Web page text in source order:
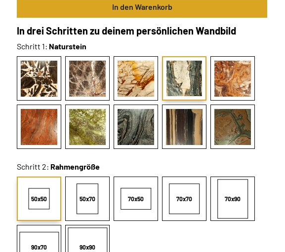
In den Warenkorb
In drei Schritten zu deinem persönlichen Wandbild
Schritt 1: Naturstein
Schritt 2: Rahmengröße
50x50 50x70 70x50 70x70 70x90
90x70 90x90